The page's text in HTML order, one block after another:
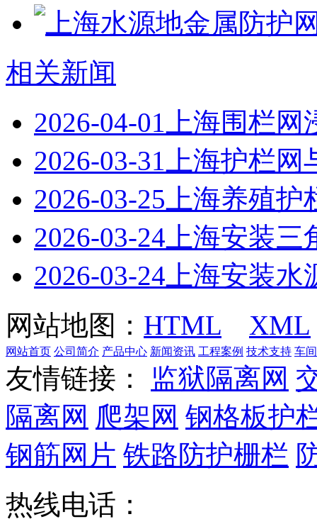
相关新闻
2026-04-01 上海围栏
2026-03-31 上海护栏
2026-03-25 上海养殖
2026-03-24 上海安装
2026-03-24 上海安装
网站地图： HTML XML
网站首页 公司简介 产品中心 新闻资讯 工程案例 技术支持 车
友情链接： 监狱隔离网
隔离网 爬架网 钢格板护
钢筋网片 铁路防护栅栏
热线电话：